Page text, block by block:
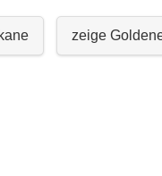
zeige